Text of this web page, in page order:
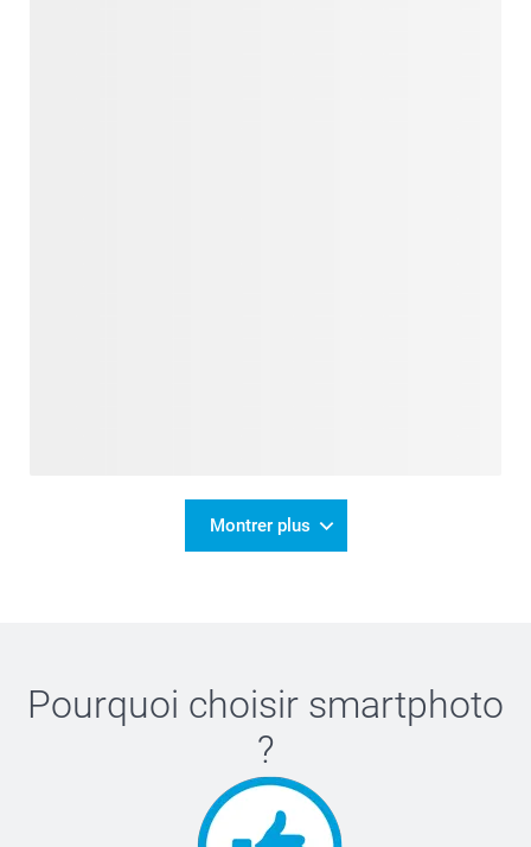
Montrer plus
Pourquoi choisir smartphoto
?